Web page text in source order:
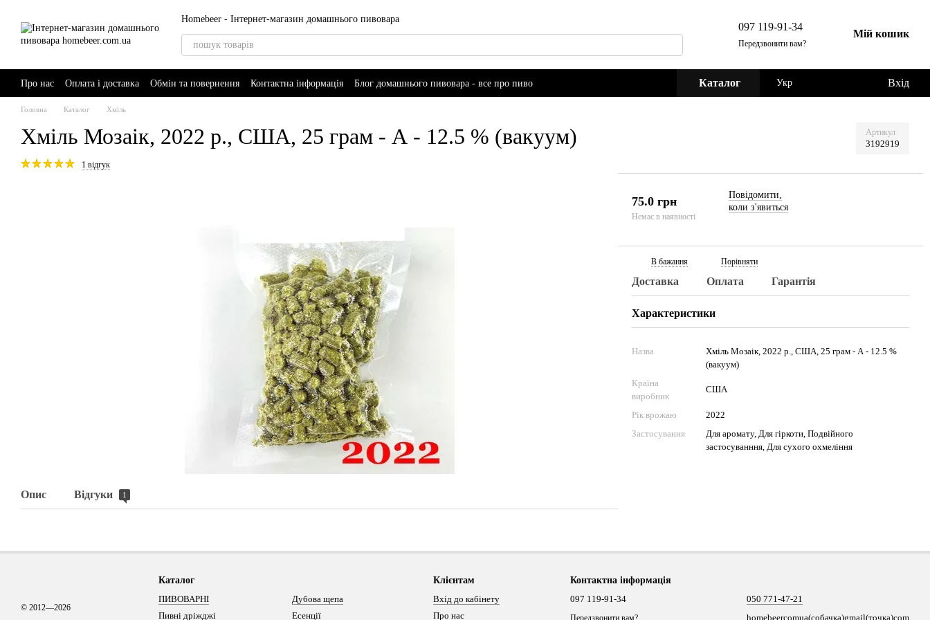
Homebeer - Інтернет-магазин домашнього пивовара
097 119-91-34
Передзвонити вам?
Мій кошик
Про нас Оплата і доставка Обмін та повернення Контактна інформація
Блог домашнього пивовара - все про пиво
AI-Brewer - розумний помічник пивовара
Каталог Укр Вхід
Головна Каталог Хміль
Хміль Мозаік, 2022 р., США, 25 грам - А - 12.5 % (вакуум) Артикул
3192919
1 відгук
Опис Відгуки 1
75.0 грн
Немає в наявності
Повідомити,
коли з'явиться
В бажання Порівняти
Доставка Оплата Гарантія
Характеристики
Назва
Хміль Мозаік, 2022 р., США, 25 грам - А - 12.5 %
(вакуум)
Країна
виробник
США
Рік врожаю
2022
Застосування
Для аромату, Для гіркоти, Подвійного
застосуванння, Для сухого охмеління
© 2012—2026
Каталог
ПИВОВАРНІ
Пивні дріжджі
Дубова щепа
Есенції
Клієнтам
Вхід до кабінету
Про нас
Контактна інформація
097 119-91-34
Передзвонити вам?
050 771-47-21
homebeercomua(собачка)gmail(точка)com